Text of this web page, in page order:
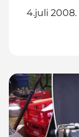
4.juli 2008.